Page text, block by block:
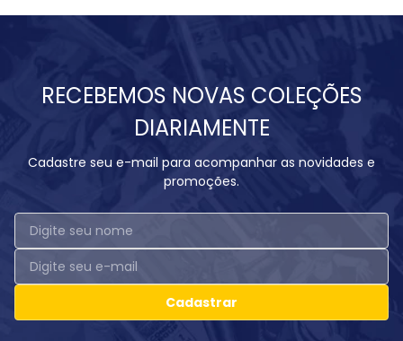
RECEBEMOS NOVAS COLEÇÕES
DIARIAMENTE
Cadastre seu e-mail para acompanhar as novidades e
promoções.
Cadastrar